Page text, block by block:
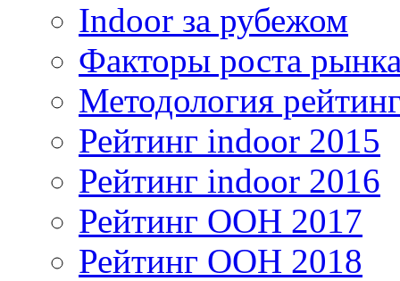
Indoor за рубежом
Факторы роста
Методология
Рейтинг indoor 2015
Рейтинг indoor 2016
Рейтинг OOH 2017
Рейтинг OOH 2018